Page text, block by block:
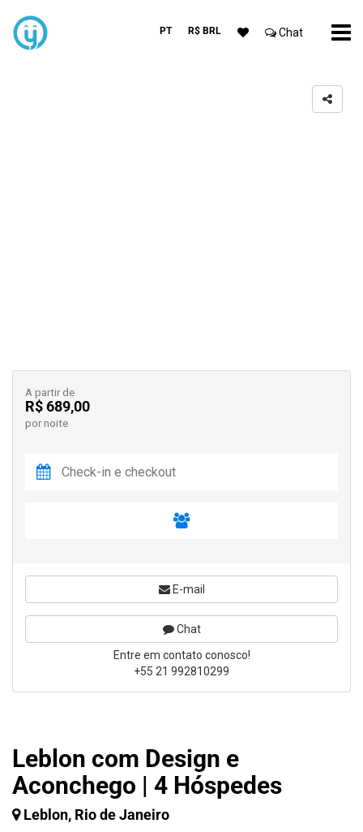
PT R$ BRL Chat
Leblon com Design e
Aconchego | 4 Hóspedes
Leblon, Rio de Janeiro
A partir de
R$ 689,00
por noite
E-mail
Chat
Entre em contato conosco!
+55 21 992810299